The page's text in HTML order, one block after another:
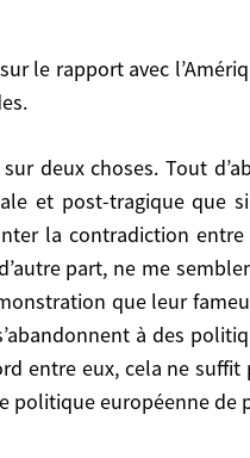
et post-tragique que
la contradiction
part, ne me
que leur
à des
entre eux, cela ne
politique européenne de
que si l’Europe
que cela. Il y a
ne leur donne
Européens sur
Jacques Chirac peut-il
pôles sont les Etats-
de certains pôles
rénové. Cela